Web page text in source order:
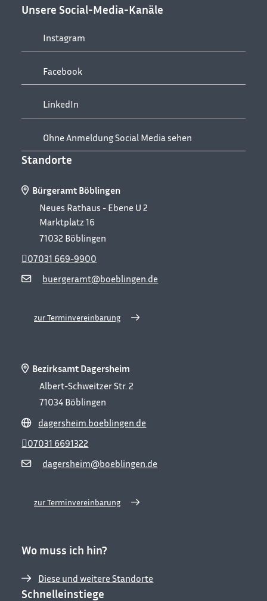
Unsere Social-Media-Kanäle
Instagram
Facebook
LinkedIn
Ohne Anmeldung Social Media sehen
Standorte
Bürgeramt Böblingen
Neues Rathaus - Ebene U 2
Marktplatz 16
71032 Böblingen
buergeramt@boeblingen.de
07031 669-9900
zur Terminvereinbarung
Bezirksamt Dagersheim
Albert-Schweitzer Str. 2
71034 Böblingen
dagersheim.boeblingen.de
dagersheim@boeblingen.de
07031 6691322
zur Terminvereinbarung
Wo muss ich hin?
Diese und weitere Standorte
Schnelleinstiege